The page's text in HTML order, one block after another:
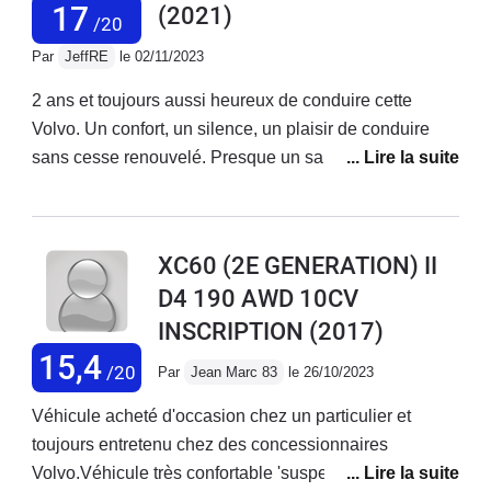
17 /20 (2021)
Par JeffRE le 02/11/2023
2 ans et toujours aussi heureux de conduire cette
Volvo. Un confort, un silence, un plaisir de conduire
sans cesse renouvelé. Presque un sans faute pour
15,4/20
XC60 (2E GENERATION) II
D4 190 AWD 10CV
INSCRIPTION (2017)
Par Jean Marc 83 le 26/10/2023
Véhicule acheté d'occasion chez un particulier et
toujours entretenu chez des concessionnaires
Volvo.Véhicule très confortable 'suspension